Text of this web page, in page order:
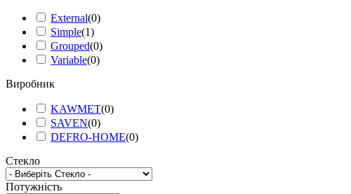
External(0)
Simple(1)
Grouped(0)
Variable(0)
Виробник
KAWMET(0)
SAVEN(0)
DEFRO-HOME(0)
Стекло
Потужність